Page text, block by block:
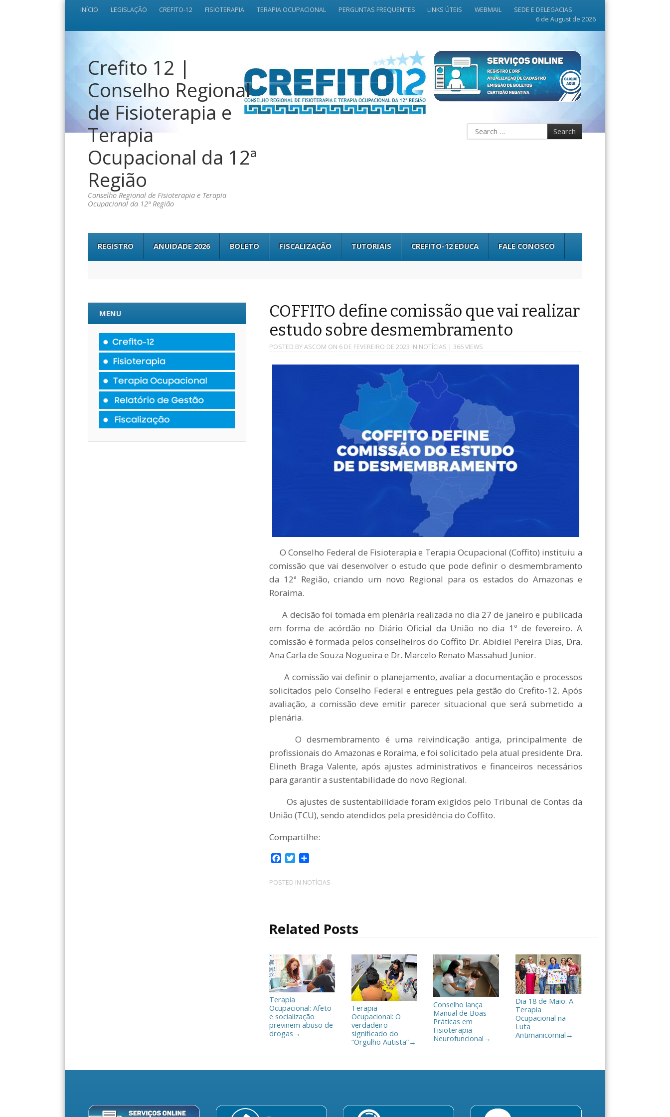
INÍCIO LEGISLAÇÃO CREFITO-12 FISIOTERAPIA TERAPIA OCUPACIONAL PERGUNTAS FREQUENTES LINKS ÚTEIS WEBMAIL
SEDE E DELEGACIAS
6 de August de 2026
Crefito 12 |
Conselho Regional
de Fisioterapia e
Terapia
Ocupacional da 12ª
Região
Conselho Regional de Fisioterapia e Terapia
Ocupacional da 12ª Região
REGISTRO ANUIDADE 2026 BOLETO FISCALIZAÇÃO TUTORIAIS CREFITO-12 EDUCA FALE CONOSCO
COFFITO define comissão que vai realizar
estudo sobre desmembramento
POSTED BYASCOM ON 6 DE FEVEREIRO DE 2023 IN NOTÍCIAS | 366 VIEWS
O Conselho Federal de Fisioterapia e Terapia Ocupacional (Coffito) instituiu a
comissão que vai desenvolver o estudo que pode definir o desmembramento
da 12ª Região, criando um novo Regional para os estados do Amazonas e
Roraima.
A decisão foi tomada em plenária realizada no dia 27 de janeiro e publicada
em forma de acórdão no Diário Oficial da União no dia 1º de fevereiro. A
comissão é formada pelos conselheiros do Coffito Dr. Abidiel Pereira Dias, Dra.
Ana Carla de Souza Nogueira e Dr. Marcelo Renato Massahud Junior.
A comissão vai definir o planejamento, avaliar a documentação e processos
solicitados pelo Conselho Federal e entregues pela gestão do Crefito-12. Após
avaliação, a comissão deve emitir parecer situacional que será submetido a
plenária.
O desmembramento é uma reivindicação antiga, principalmente de
profissionais do Amazonas e Roraima, e foi solicitado pela atual presidente Dra.
Elineth Braga Valente, após ajustes administrativos e financeiros necessários
para garantir a sustentabilidade do novo Regional.
Os ajustes de sustentabilidade foram exigidos pelo Tribunal de Contas da
União (TCU), sendo atendidos pela presidência do Coffito.
Compartilhe:
c
e
k
i
t
m
p
i
a
r
POSTED IN NOTÍCIAS
Related Posts
Terapia
Ocupacional: Afeto
e socialização
previnem abuso de
drogas →
Terapia
Ocupacional: O
verdadeiro
significado do
“Orgulho Autista”→
Conselho lança
Manual de Boas
Práticas em
Fisioterapia
Neurofuncional →
Dia 18 de Maio: A
Terapia
Ocupacional na
Luta
Antimanicomial →
MENU